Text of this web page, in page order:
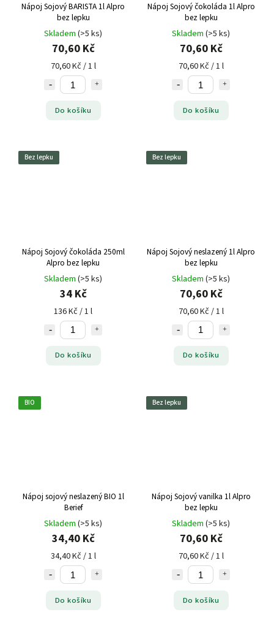
Nápoj Sojový BARISTA 1l Alpro
bez lepku
Skladem (>5 ks)
70,60 Kč
70,60 Kč / 1 l
Do košíku
Nápoj Sojový čokoláda 1l Alpro
bez lepku
Skladem (>5 ks)
70,60 Kč
70,60 Kč / 1 l
Do košíku
Bez lepku
Nápoj Sojový čokoláda 250ml
Alpro bez lepku
Skladem (>5 ks)
34 Kč
136 Kč / 1 l
Do košíku
Bez lepku
Nápoj Sojový neslazený 1l Alpro
bez lepku
Skladem (>5 ks)
70,60 Kč
70,60 Kč / 1 l
Do košíku
BIO
Nápoj sojový neslazený BIO 1l
Berief
Skladem (>5 ks)
34,40 Kč
34,40 Kč / 1 l
Do košíku
Bez lepku
Nápoj Sojový vanilka 1l Alpro
bez lepku
Skladem (>5 ks)
70,60 Kč
70,60 Kč / 1 l
Do košíku